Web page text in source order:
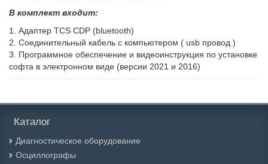
В комплект входит:
1. Адаптер TCS CDP (bluetooth)
2. Соединительный кабель с компьютером ( usb провод )
3. Программное обеспечение и видеоинструкция по установке
софта в электронном виде (версии 2021 и 2016)
Каталог
Диагностическое оборудование
Осциллографы